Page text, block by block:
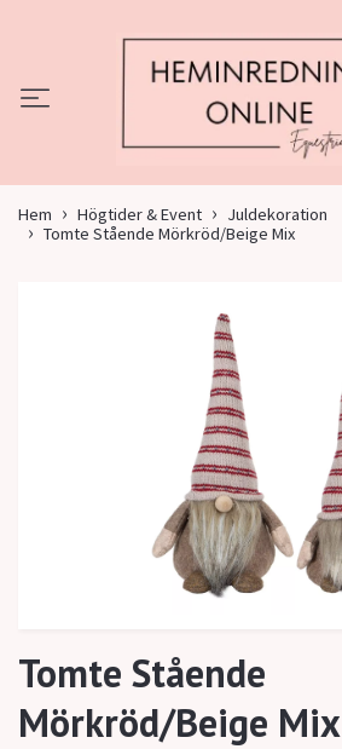
Hem Högtider & Event
Juldekoration
Tomte Stående Mörkröd/Beige Mix
Tomte Stående
Mörkröd/Beige Mix